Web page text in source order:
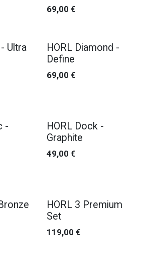
69,00 €
Ultra
HORL Diamond -
Define
69,00 €
-
HORL Dock -
Graphite
49,00 €
HORL 3 Premium
Set
119,00 €